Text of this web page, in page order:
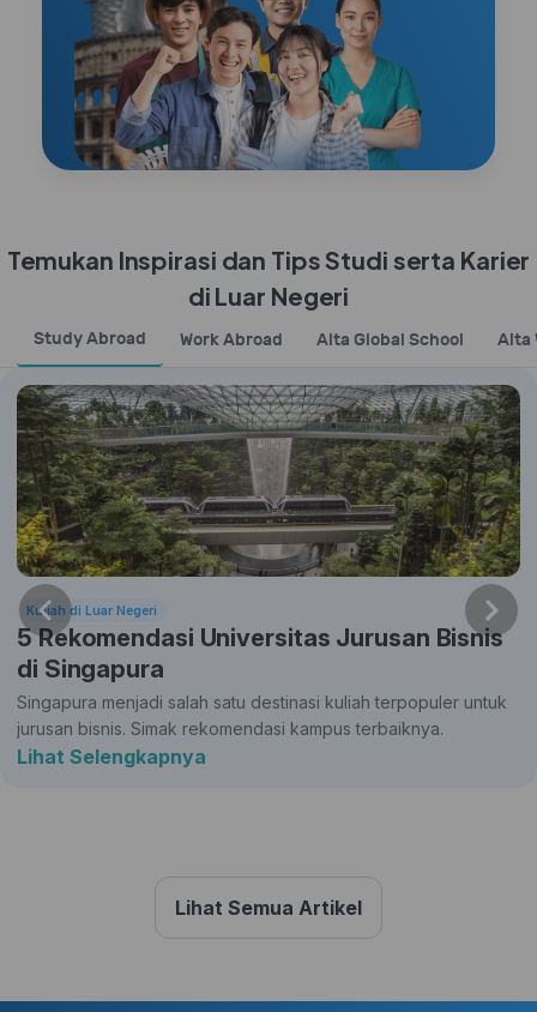
Temukan Inspirasi dan Tips Studi serta Karier
di Luar Negeri
Study Abroad Work Abroad Alta Global School Alta
Kuliah di Luar Negeri
5 Rekomendasi Universitas Jurusan Bisnis
di Singapura
Singapura menjadi salah satu destinasi kuliah terpopuler untuk
jurusan bisnis. Simak rekomendasi kampus terbaiknya.
Lihat Selengkapnya
Lihat Semua Artikel